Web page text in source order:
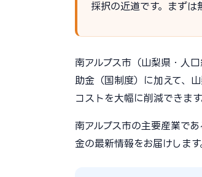
採択の近道です。まずは
南アルプス市（山梨県・人
助金（国制度）に加えて、
コストを大幅に削減できます
南アルプス市の主要産業で
金の最新情報をお届けします